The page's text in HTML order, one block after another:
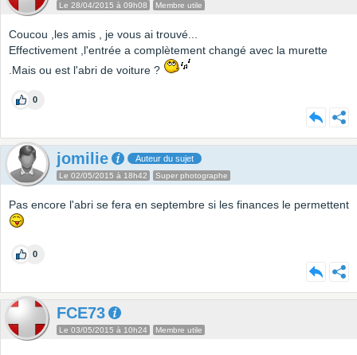
Le 28/04/2015 à 09h08 Membre utile
Coucou ,les amis , je vous ai trouvé...
Effectivement ,l'entrée a complètement changé avec la murette
.Mais ou est l'abri de voiture ?
0
jomilie Auteur du sujet
Le 02/05/2015 à 18h42 Super photographe
Pas encore l'abri se fera en septembre si les finances le permettent
0
FCE73
Le 03/05/2015 à 10h24 Membre utile